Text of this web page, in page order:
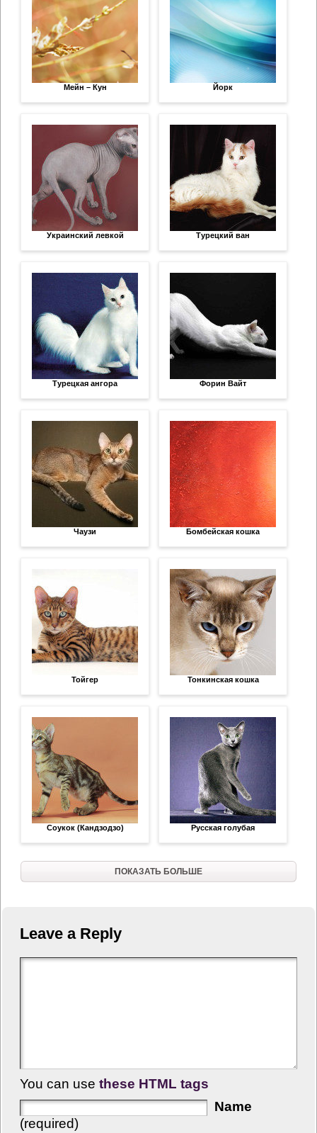
Мейн – Кун
Украинский левкой
Турецкая ангора
Чаузи
Тойгер
Соукок (Кандзодзо)
Йорк
Турецкий ван
Форин Вайт
Бомбейская кошка
Тонкинская кошка
Русская голубая
ПОКАЗАТЬ БОЛЬШЕ
Leave a Reply
You can use these HTML tags
Name
(required)